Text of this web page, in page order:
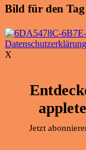
Bild für den Tag
Datenschutzerklärung
X
Jetzt